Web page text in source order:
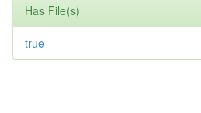
Has File(s)
true